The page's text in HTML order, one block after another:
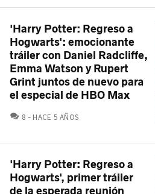
'Harry Potter: Regreso a
Hogwarts': emocionante
tráiler con Daniel Radcliffe,
Emma Watson y Rupert
Grint juntos de nuevo para
el especial de HBO Max
8 COMENTARIOS
HACE 5 AÑOS
'Harry Potter: Regreso a
Hogwarts', primer tráiler
de la esperada reunión